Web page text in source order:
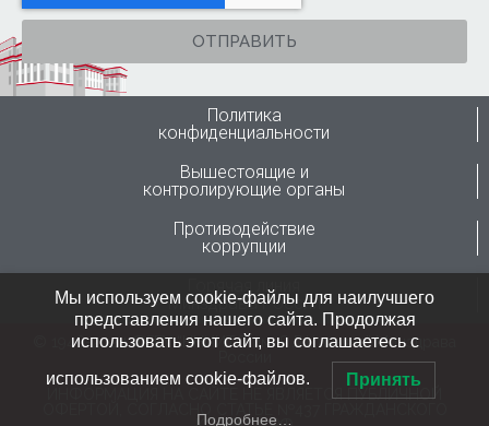
ОТПРАВИТЬ
Политика
конфиденциальности
Вышестоящие и
контролирующие органы
Противодействие
коррупции
Горячая линия
Минздрава России
© 1946-2024 ФГБУ “ННИИТО им. Я.Л.Цивьяна” Минздрава
ИНФОРМАЦИЯ НА САЙТЕ НЕ ЯВЛЯЕТСЯ ПУБЛИЧНОЙ
ОФЕРТОЙ, СОГЛАСНО СТАТЬЕ №437 ГРАЖДАНСКОГО
Мы используем cookie-файлы для наилучшего
представления нашего сайта. Продолжая
использовать этот сайт, вы соглашаетесь с
использованием cookie-файлов. Принять
Подробнее…